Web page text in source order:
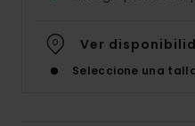
Ver
Seleccione una